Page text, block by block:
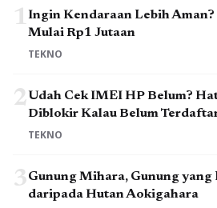
1Ingin Kendaraan Lebih Aman?
Mulai Rp1 Jutaan
TEKNO
2Udah Cek IMEI HP Belum?
Diblokir Kalau Belum
TEKNO
3Gunung Mihara, Gunung yang
daripada Hutan Aokigahara